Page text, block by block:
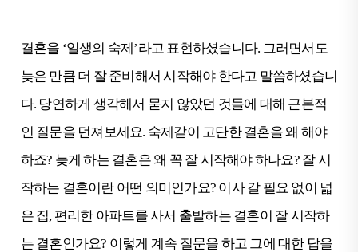
결혼을 ‘일생의 숙제’라고 표현하셨습니다. 그러면서도
늦은 만큼 더 잘 준비해서 시작해야 한다고 말씀하셨습니
다. 당연하게 생각해서 묻지 않았던 것들에 대해 근본적
인 질문을 던져보세요. 숙제같이 고단한 결혼을 왜 해야
하죠? 늦게 하는 결혼은 왜 꼭 잘 시작해야 하나요? 잘 시
작하는 결혼이란 어떤 의미인가요? 이사 갈 필요 없이 넓
은 집, 편리한 아파트를 사서 출발하는 결혼이 잘 시작하
는 결혼인가요? 이렇게 계속 질문을 하고 그에 대한 답을